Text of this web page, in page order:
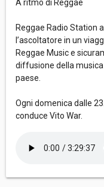
A ritmo di Reggae
Reggae Radio Station
l’ascoltatore in un
Reggae Music e
diffusione della
paese.
Ogni domenica dalle
conduce Vito War.